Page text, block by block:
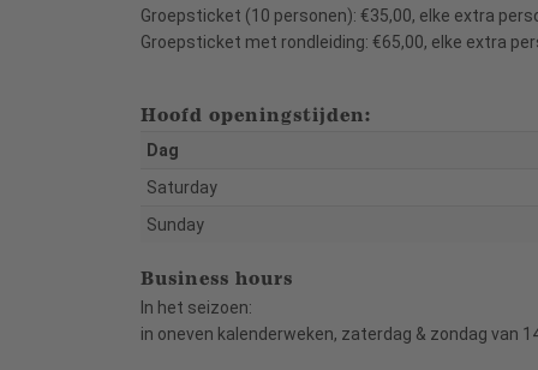
Groepsticket (10 personen): €35,00, elke extra
Groepsticket met rondleiding: €65,00, elke extra
Hoofd openingstijden:
Dag
Saturday
Sunday
Business hours
In het seizoen:
in oneven kalenderweken, zaterdag & zondag van